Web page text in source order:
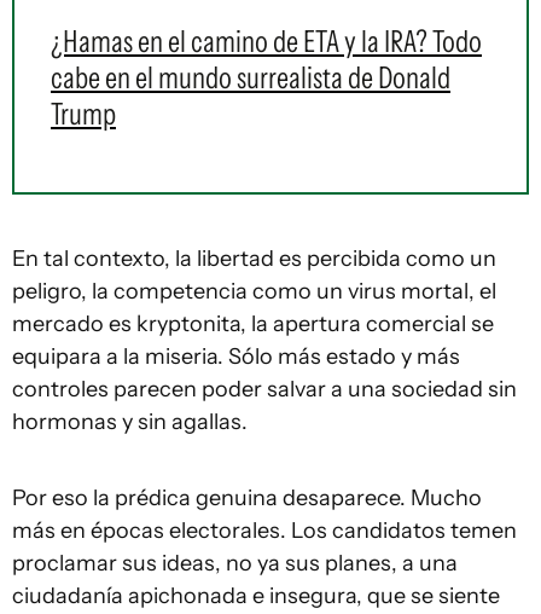
¿Hamas en el camino de ETA y la IRA? Todo
cabe en el mundo surrealista de Donald
Trump
En tal contexto, la libertad es percibida como un
peligro, la competencia como un virus mortal, el
mercado es kryptonita, la apertura comercial se
equipara a la miseria. Sólo más estado y más
controles parecen poder salvar a una sociedad sin
hormonas y sin agallas.
Por eso la prédica genuina desaparece. Mucho
más en épocas electorales. Los candidatos temen
proclamar sus ideas, no ya sus planes, a una
ciudadanía apichonada e insegura, que se siente